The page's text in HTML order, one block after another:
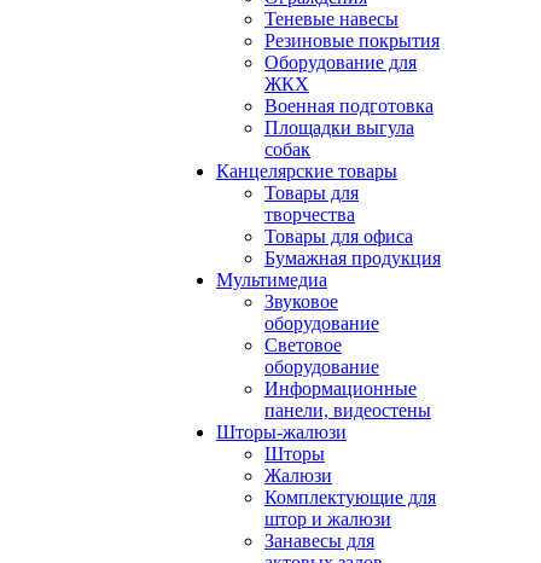
Теневые навесы
Резиновые покрытия
Оборудование для
ЖКХ
Военная подготовка
Площадки выгула
собак
Канцелярские товары
Товары для
творчества
Товары для офиса
Бумажная продукция
Мультимедиа
Звуковое
оборудование
Световое
оборудование
Информационные
панели, видеостены
Шторы-жалюзи
Шторы
Жалюзи
Комплектующие для
штор и жалюзи
Занавесы для